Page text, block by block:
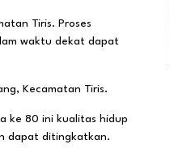
Tiris. Proses
waktu dekat dapat
Kecamatan Tiris.
ke 80 ini kualitas hidup
dapat ditingkatkan.